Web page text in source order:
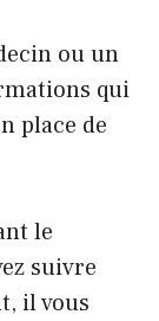
ou un
qui
place de
le
suivre
il vous